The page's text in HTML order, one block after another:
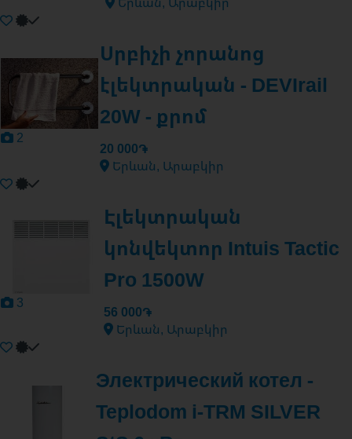
2
Սրբիչի չորանոց
էլեկտրական - DEVIrail
20W - քրոմ
20 000֏
Երևան, Արաբկիր
3
Էլեկտրական
կոնվեկտոր Intuis Tactic
Pro 1500W
56 000֏
Երևան, Արաբկիր
Электрический котел -
Teplodom i-TRM SILVER